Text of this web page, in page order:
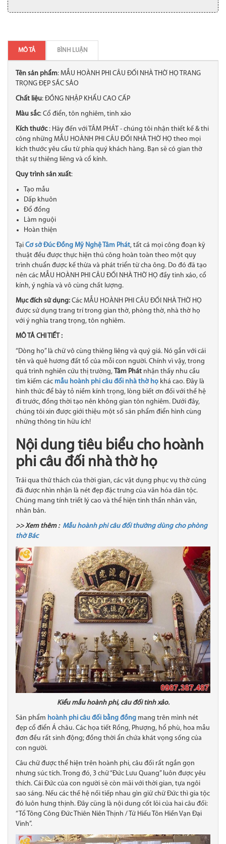
MÔ TẢ BÌNH LUẬN
Tên sản phẩm: MẪU HOÀNH PHI CÂU ĐỐI NHÀ THỜ HỌ TRANG
TRỌNG ĐẸP SẮC SẢO
Chất liệu: ĐỒNG NHẬP KHẨU CAO CẤP
Màu sắc: Cổ điển, tôn nghiêm, tinh xảo
Kích thước: Hãy đến với TÂM PHÁT - chúng tôi nhận thiết kế & thi
công những MẪU HOÀNH PHI CÂU ĐỐI NHÀ THỜ HỌ theo mọi
kích thước yêu cầu từ phía quý khách hàng. Bạn sẽ có gian thờ
thật sự thiêng liêng và cổ kính.
Quy trình sản xuất:
Tạo mẫu
Dấp khuôn
Đổ đồng
Làm nguội
Hoàn thiện
Tại Cơ sở Đúc Đồng Mỹ Nghệ Tâm Phát, tất cả mọi công đoạn kỹ
thuật đều được thực hiện thủ công hoàn toàn theo một quy
trình chuẩn được kế thừa và phát triển từ cha ông. Do đó đã tạo
nên các MẪU HOÀNH PHI CÂU ĐỐI NHÀ THỜ HỌ đầy tinh xảo​, cổ
kính, ý nghĩa và vô cùng chất lượng.
Mục đích sử dụng: Các MẪU HOÀNH PHI CÂU ĐỐI NHÀ THỜ HỌ
được sử dụng trang trí trong gian thờ, phòng thờ, nhà thờ họ
với ý nghĩa trang trọng, tôn nghiêm.
MÔ TẢ CHI TIẾT :
“Dòng họ” là chữ vô cùng thiêng liêng và quý giá. Nó gắn với cái
tên và quê hương đất tổ của mỗi con người. Chính vì vậy, trong
quá trình nghiên cứu thị trường, Tâm Phát nhận thấy nhu cầu
tìm kiếm các mẫu hoành phi câu đối nhà thờ họ khá cao. Đây là
hình thức để bày tỏ niềm kính trọng, lòng biết ơn đối với thế hệ
đi trước, đồng thời tạo nên không gian tôn nghiêm. Dưới đây,
chúng tôi xin được giới thiệu một số sản phẩm điển hình cùng
những thông tin hữu ích!
Nội dung tiêu biểu cho hoành
phi câu đối nhà thờ họ
Trải qua thử thách của thời gian, các vật dụng phục vụ thờ cúng
đã được nhìn nhận là nét đẹp đặc trưng của văn hóa dân tộc.
Chúng mang tính triết lý cao và thể hiện tinh thần nhân văn,
nhân bản.
>> Xem thêm : Mẫu hoành phi câu đối thường dùng cho phòng
thờ Bác
Kiểu mẫu hoành phi, câu đối tinh xảo.
Sản phẩm hoành phi câu đối bằng đồng mang trên mình nét
đẹp cổ điển Á châu. Các họa tiết Rồng, Phượng, hổ phù, hoa mẫu
đơn đều rất sinh động; đồng thời ẩn chứa khát vọng sống của
con người.
Câu chữ được thể hiện trên hoành phi, câu đối rất ngắn gọn
nhưng súc tích. Trong đó, 3 chữ “Đức Lưu Quang” luôn được yêu
thích. Cái Đức của con người sẽ còn mãi với thời gian, tựa ngôi
sao sáng. Nếu các thế hệ nối tiếp nhau gìn giữ chữ Đức thì gia tộc
đó luôn hưng thịnh. Đây cũng là nội dung cốt lõi của hai câu đối:
“Tổ Tông Công Đức Thiên Niên Thịnh / Tử Hiếu Tôn Hiền Vạn Đại
Vinh”.